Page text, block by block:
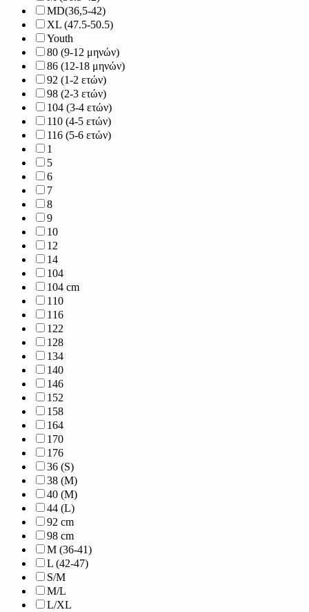
MD(36,5-42)
XL (47.5-50.5)
Youth
80 (9-12 μηνών)
86 (12-18 μηνών)
92 (1-2 ετών)
98 (2-3 ετών)
104 (3-4 ετών)
110 (4-5 ετών)
116 (5-6 ετών)
1
5
6
7
8
9
10
12
14
104
104 cm
110
116
122
128
134
140
146
152
158
164
170
176
36 (S)
38 (M)
40 (M)
44 (L)
92 cm
98 cm
M (36-41)
L (42-47)
S/M
M/L
L/XL